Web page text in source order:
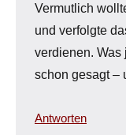
Vermutlich
und verfolgte
verdienen. Was
schon gesagt –
Antworten